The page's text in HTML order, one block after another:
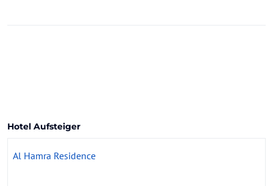
Hotel Aufsteiger
Al Hamra Residence